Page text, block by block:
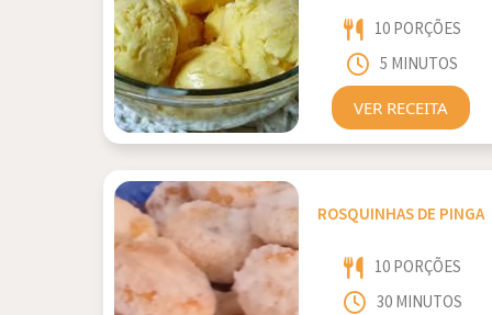
10 PORÇÕES
5 MINUTOS
VER RECEITA
ROSQUINHAS DE PINGA
10 PORÇÕES
30 MINUTOS